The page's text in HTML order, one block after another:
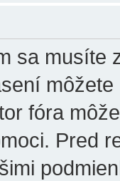
sa musíte
fóra
Pred